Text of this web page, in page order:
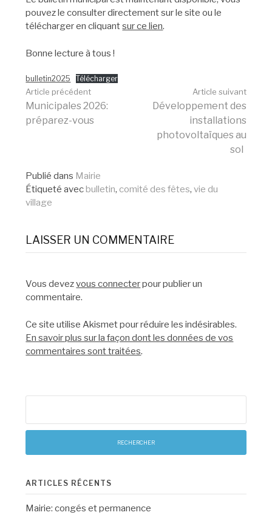
pouvez le consulter directement sur le site ou le
télécharger en cliquantsur ce lien.
Bonne lecture à tous !
bulletin2025 Télécharger
Lire
suite
Article précédent
Municipales 2026:
préparez-vous
Article suivant
Développement des
installations
photovoltaïques au
sol
Publié dans Mairie
Étiqueté avecbulletin, comité des fêtes,vie du
village
LAISSER UN COMMENTAIRE
Vous devezvous connecterpour publier un
commentaire.
Ce site utilise Akismet pour réduire les indésirables.
En savoir plus sur la façon dont les données de vos
commentaires sont traitées.
ARTICLES RÉCENTS
Mairie: congés et permanence